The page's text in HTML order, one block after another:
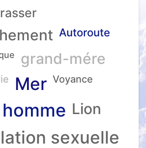
Autoroute
grand-mére
Mer Voyance
Lion
sexuelle